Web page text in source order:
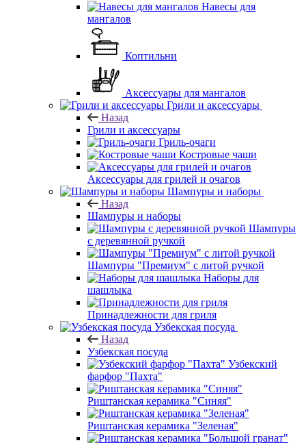
Навесы для
мангалов
Коптильни
Аксессуары для мангалов
Грили и аксессуары
Назад
Грили и аксессуары
Гриль-очаги
Костровые чаши
Аксессуары для грилей и очагов
Шампуры и наборы
Назад
Шампуры и наборы
Шампуры
с деревянной ручкой
Шампуры "Премиум" с литой ручкой
Наборы для
шашлыка
Принадлежности для гриля
Узбекская посуда
Назад
Узбекская посуда
Узбекский
фарфор "Пахта"
Риштанская керамика "Синяя"
Риштанская керамика "Зеленая"